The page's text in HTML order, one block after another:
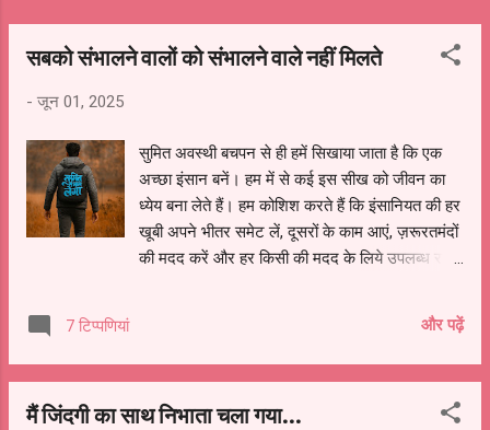
सबको संभालने वालों को संभालने वाले नहीं मिलते
- जून 01, 2025
सुमित अवस्थी बचपन से ही हमें सिखाया जाता है कि एक
अच्छा इंसान बनें। हम में से कई इस सीख को जीवन का
ध्येय बना लेते हैं। हम कोशिश करते हैं कि इंसानियत की हर
खूबी अपने भीतर समेट लें, दूसरों के काम आएं, ज़रूरतमंदों
की मदद करें और हर किसी की मदद के लिये उपलब्ध रहें।
जीवन ऐसे ही चलता रहेगा। लेकिन, कभी-कभी ज़िंदगी ऐसे
मोड़ पर ला खड़ा करती है, जहाँ हम खुद को अकेला पाते
हैं। तब मन में कई सवाल उठते हैं: जो सबको संभालते हैं,
सपनों को संवारते हैं, वे खुद तन्हा क्यों रह जाते हैं? और जो
7 टिप्पणियां और पढ़ें
मैं जिंदगी का साथ निभाता चला गया...